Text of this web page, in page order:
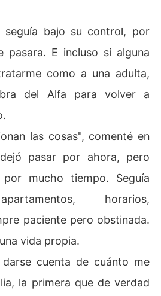
seguía bajo su control, por
pasara. E incluso si alguna
como a una adulta,
del Alfa para volver a
las cosas", comenté en
pasar por ahora, pero
mucho tiempo. Seguía
horarios,
paciente pero obstinada.
vida propia.
cuenta de cuánto me
la primera que de verdad